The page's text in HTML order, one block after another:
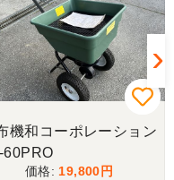
終了しました。 農機リ
いました。
機和コーポレーション
60PRO
19,800